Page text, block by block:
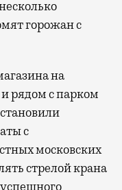
горожан с
на
рядом с парком
с
московских
стрелой крана